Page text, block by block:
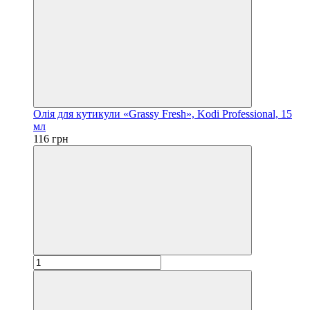
Олія для кутикули «Grassy Fresh», Kodi Professional, 15
мл
116 грн